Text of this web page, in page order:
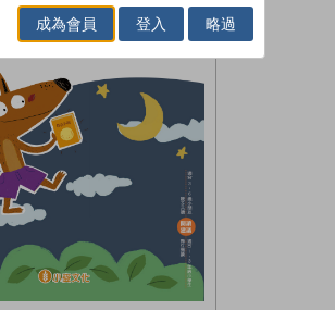
成為會員 登入 略過